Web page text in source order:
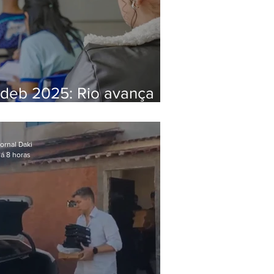
2025: Rio avança
da média nacional
Daki
8 horas